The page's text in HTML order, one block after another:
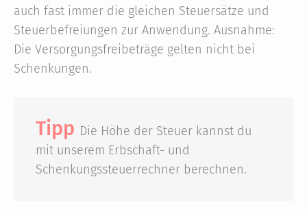
auch fast immer die gleichen Steuersätze und
Steuerbefreiungen zur Anwendung. Ausnahme:
Die Versorgungsfreibeträge gelten nicht bei
Schenkungen.
Tipp Die Höhe der Steuer kannst du
mit unserem Erbschaft- und
Schenkungssteuerrechner berechnen.